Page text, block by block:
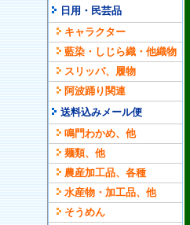
日用・民芸品
キャラクター
藍染・しじら織・他織物
スリッパ、履物
阿波踊り関連
送料込みメール便
鳴門わかめ、他
麺類、他
農産加工品、各種
水産物・加工品、他
そうめん